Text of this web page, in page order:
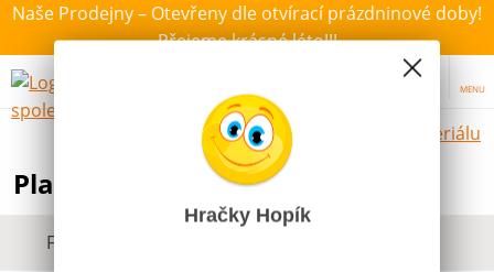
Naše Prodejny – Otevřeny dle otvírací prázdninové doby!
Přejeme krásné léto!!!
MENU
Hračky dle materiálu
Plastové hračky pro děti
Filtrovat dle dostupnosti, ceny, výrobce
Hračky Hopík